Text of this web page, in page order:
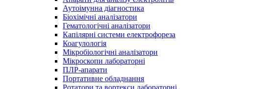
Аутоімунна діагностика
Біохімічні аналізатори
Гематологічні аналізатори
Капілярні системи електрофореза
Коагулологія
Мікробіологічні аналізатори
Мікроскопи лабораторні
ПЛР-апарати
Портативне обладнання
Ротатори та вортекси лабораторні